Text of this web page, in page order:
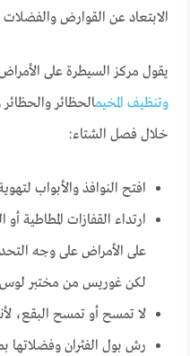
الابتعاد عن القوارض والفضلات
يقول مركز السيطرة على
وتنظيف المخيمالحظائر
خلال فصل الشتاء:
افتح النوافذ والأبواب لتهوية
ارتداء القفازات المطاطية
على الأمراض على وجه
لكن غوريس من مختبر
لا تمسح أو تمسح البقع،
رش بول الفئران وفضلاتها